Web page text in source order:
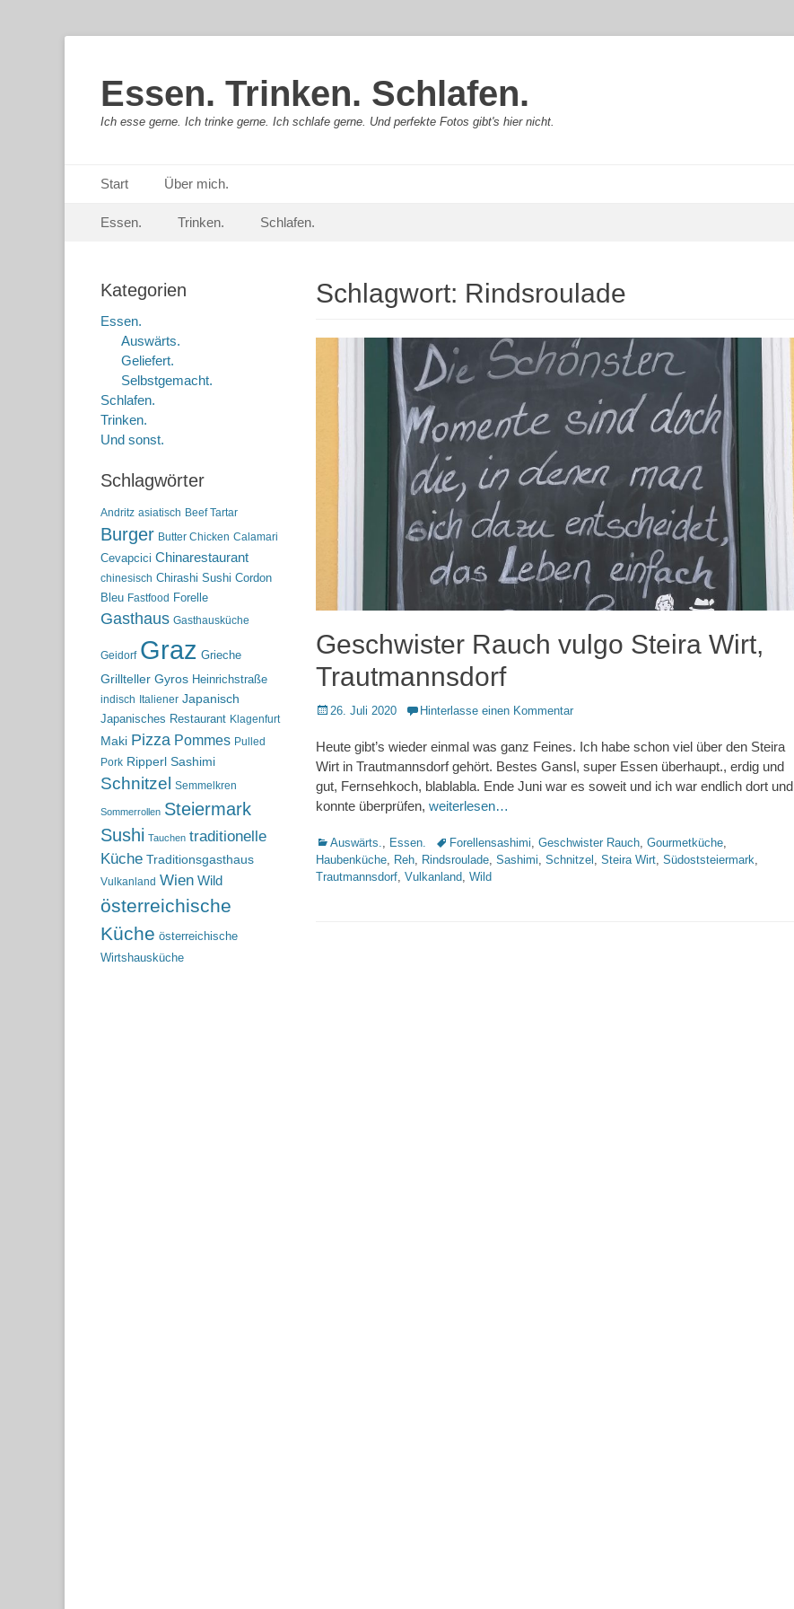
Essen. Trinken. Schlafen.
Ich esse gerne. Ich trinke gerne. Ich schlafe gerne. Und perfekte Fotos gibt's hier nicht.
Primäres Menü
zum
Start Über mich.
Sekundär-Menü
zum
Essen. Trinken. Schlafen.
Schlagwort: Rindsroulade
Geschwister Rauch vulgo Steira Wirt,
Trautmannsdorf
Posted26. Juli 2020 Hinterlasse einen Kommentar
Heute gibt’s wieder einmal was ganz Feines. Ich habe schon viel über den Steira
Wirt in Trautmannsdorf gehört. Bestes Gansl, super Essen überhaupt., erdig und
gut, Fernsehkoch, blablabla. Ende Juni war es soweit und ich war endlich dort und
konnte überprüfen, weiterlesen…
Kategorien
Auswärts. Essen. Schlagworte
Forellensashimi Geschwister Rauch Gourmetküche
Haubenküche
Reh Rindsroulade Sashimi Schnitzel Steira Wirt Südoststeiermark
Trautmannsdorf Vulkanland Wild
Kategorien
Essen.
Auswärts.
Geliefert.
Selbstgemacht.
Schlafen.
Trinken.
Und sonst.
Schlagwörter
Andritz asiatisch Beef Tartar
Burger Butter Chicken Calamari
Cevapcici Chinarestaurant
chinesisch Chirashi Sushi Cordon
Bleu Fastfood Forelle
Gasthaus Gasthausküche
Geidorf Graz Grieche
Grillteller Gyros Heinrichstraße
indisch Italiener Japanisch
Japanisches Restaurant Klagenfurt
Maki Pizza Pommes Pulled
Pork Ripperl Sashimi
Schnitzel Semmelkren
Sommerrollen Steiermark
Sushi Tauchen traditionelle
Küche Traditionsgasthaus
Vulkanland Wien Wild
österreichische
Küche österreichische
Wirtshausküche